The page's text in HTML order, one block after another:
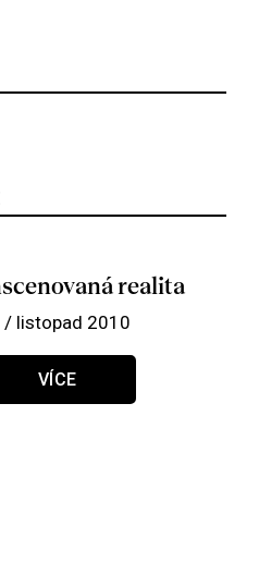
realita
/ listopad 2010
VÍCE